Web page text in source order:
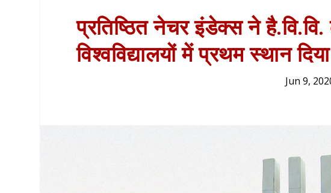
प्रतिष्ठित नेचर इंडेक्स ने
विश्वविद्यालयों में प्रथम स्थान दिया
Jun 9,